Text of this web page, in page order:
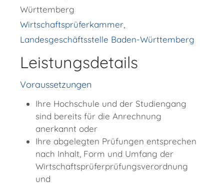
Württemberg
Wirtschaftsprüferkammer,
Landesgeschäftsstelle Baden-Württemberg
Leistungsdetails
Voraussetzungen
Ihre Hochschule und der Studiengang
sind bereits für die Anrechnung
anerkannt oder
Ihre abgelegten Prüfungen entsprechen
nach Inhalt, Form und Umfang der
Wirtschaftsprüferprüfungsverordnung
und